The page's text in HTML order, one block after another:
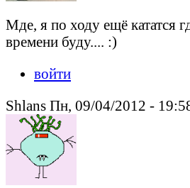
Мде, я по ходу ещё кататся
времени буду.... :)
войти
Shlans Пн, 09/04/2012 -